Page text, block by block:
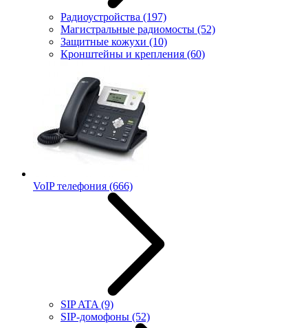
Радиоустройства (197)
Магистральные радиомосты (52)
Защитные кожухи (10)
Кронштейны и крепления (60)
VoIP телефония (666)
SIP ATA (9)
SIP-домофоны (52)